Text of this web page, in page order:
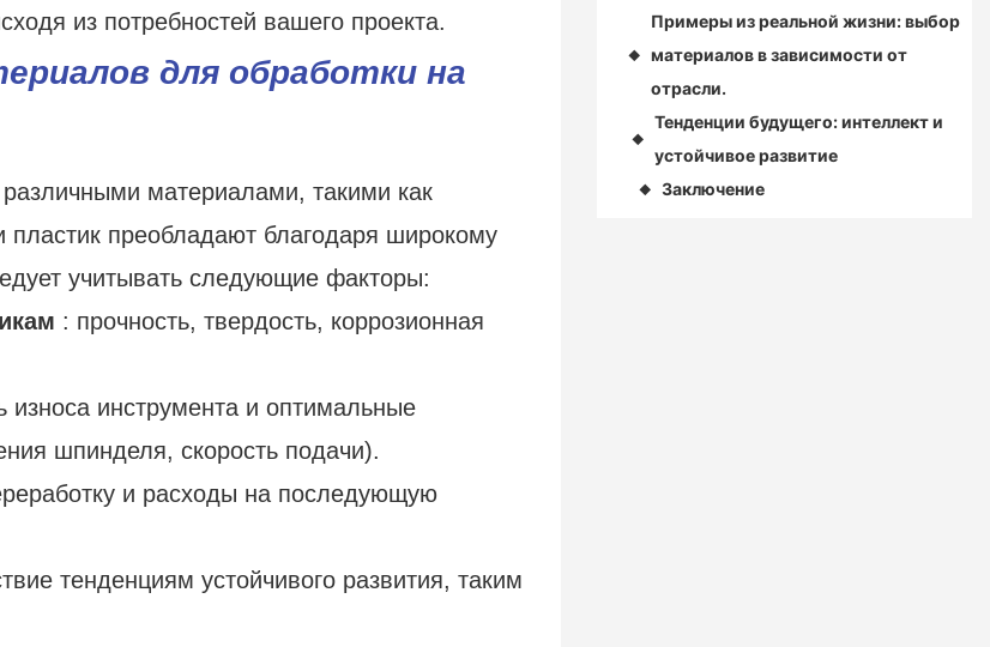
из потребностей вашего проекта.
для обработки на
материалами, такими как
преобладают благодаря широкому
учитывать следующие факторы:
: прочность, твердость, коррозионная
износа инструмента и оптимальные
шпинделя, скорость подачи).
и расходы на последующую
тенденциям устойчивого развития, таким
◆
Примеры из реальной жизни: выбор
материалов в зависимости от
отрасли.
◆
Тенденции будущего: интеллект и
устойчивое развитие
◆ Заключение